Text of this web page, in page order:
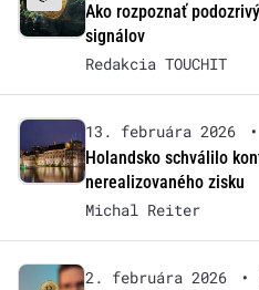
Ako rozpoznať
signálov
Redakcia TOUCHIT
13. februára 2026 •
Holandsko schválilo
nerealizovaného zisku
Michal Reiter
2. februára 2026 •